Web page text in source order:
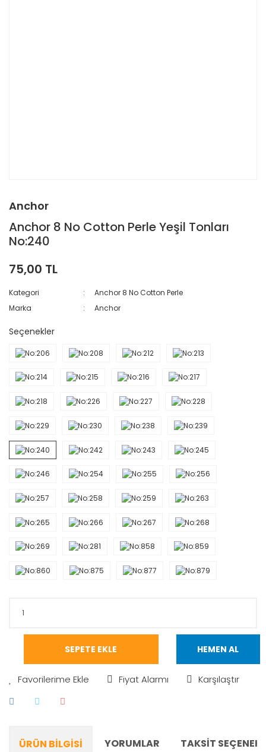
Anchor
Anchor 8 No Cotton Perle Yeşil Tonları
No:240
75,00 TL
Kategori
Anchor 8 No Cotton Perle
Marka
Anchor
Seçenekler
SEPETE EKLE HEMEN AL
Fiyat Alarmı Karşılaştır
ÜRÜN BILGISI YORUMLAR TAKSIT